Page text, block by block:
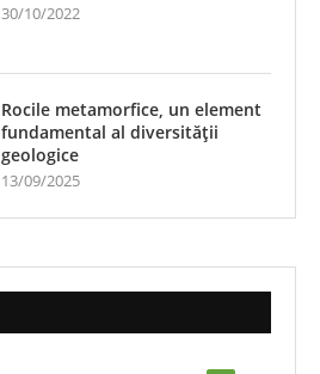
30/10/2022
Rocile metamorfice, un element
fundamental al diversității
geologice
13/09/2025